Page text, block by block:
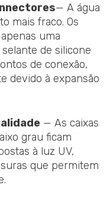
— A água
mais fraco. Os
uma
de silicone
de conexão,
devido à expansão
— As caixas
grau ficam
à luz UV,
que permitem